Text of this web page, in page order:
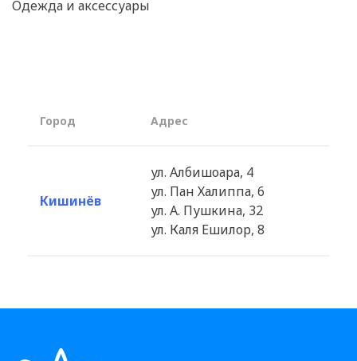
Одежда и аксессуары
Город Aдрес
Кишинёв
ул. Албишоара, 4
ул. Пан Халиппа, 6
ул. А. Пушкина, 32
ул. Каля Ешилор, 8